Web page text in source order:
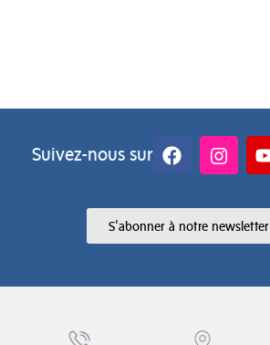
Suivez-nous sur
S'abonner à notre newsletter